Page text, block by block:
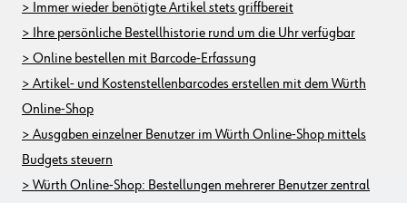
> Immer wieder benötigte Artikel stets griffbereit
> Ihre persönliche Bestellhistorie rund um die Uhr verfügbar
> Online bestellen mit Barcode-Erfassung
> Artikel- und Kostenstellenbarcodes erstellen mit dem Würth
Online-Shop
> Ausgaben einzelner Benutzer im Würth Online-Shop mittels
Budgets steuern
> Würth Online-Shop: Bestellungen mehrerer Benutzer zentral